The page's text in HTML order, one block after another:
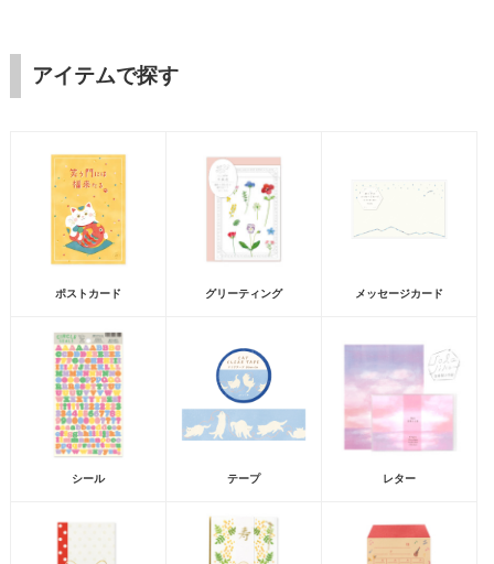
アイテムで探す
ポストカード グリーティング メッセージカード
シール テープ レター